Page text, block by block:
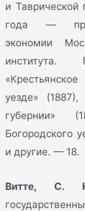
и Таврической
года —
экономии
института.
уезде»
губернии»
Богородского
и другие. — 18.
Витте, С.